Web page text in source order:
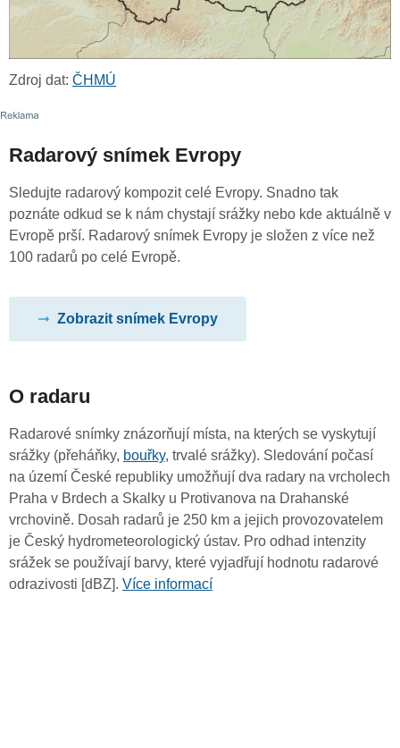
Zdroj dat: ČHMÚ
Radarový snímek Evropy
Sledujte radarový kompozit celé Evropy. Snadno tak
poznáte odkud se k nám chystají srážky nebo kde aktuálně v
Evropě prší. Radarový snímek Evropy je složen z více než
100 radarů po celé Evropě.
Zobrazit snímek Evropy
O radaru
Radarové snímky znázorňují místa, na kterých se vyskytují
srážky (přeháňky, bouřky, trvalé srážky). Sledování počasí
na území České republiky umožňují dva radary na vrcholech
Praha v Brdech a Skalky u Protivanova na Drahanské
vrchovině. Dosah radarů je 250 km a jejich provozovatelem
je Český hydrometeorologický ústav. Pro odhad intenzity
srážek se používají barvy, které vyjadřují hodnotu radarové
odrazivosti [dBZ]. Více informací